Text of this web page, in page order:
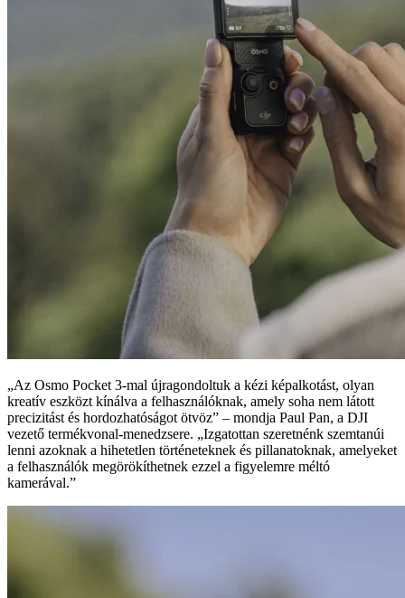
„Az Osmo Pocket 3-mal újragondoltuk a kézi képalkotást, olyan
kreatív eszközt kínálva a felhasználóknak, amely soha nem látott
precizitást és hordozhatóságot ötvöz” – mondja Paul Pan, a DJI
vezető termékvonal-menedzsere. „Izgatottan szeretnénk szemtanúi
lenni azoknak a hihetetlen történeteknek és pillanatoknak, amelyeket
a felhasználók megörökíthetnek ezzel a figyelemre méltó
kamerával.”